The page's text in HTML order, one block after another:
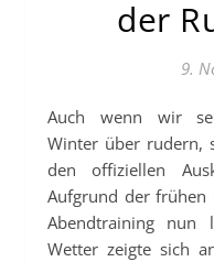
der
9.
Auch wenn wir selbstverständlich den ganzen
Winter über rudern,
den offiziellen
Aufgrund der frühen
Abendtraining
Wetter zeigte sich